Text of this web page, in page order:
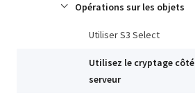
Opérations sur les objets
Utiliser S3 Select
Utilisez le cryptage côté
serveur